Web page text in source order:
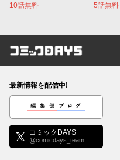
10話無料 5話無料
コミックDAYS
最新情報を配信中!
編集部ブログ
コミックDAYS
@comicdays_team